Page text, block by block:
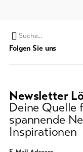
Suchwort
Folgen Sie uns
Newsletter
Deine Quelle
spannende
Inspirationen